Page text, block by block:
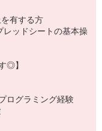
有する方
ッドシートの基本操
◎】
ログラミング経験